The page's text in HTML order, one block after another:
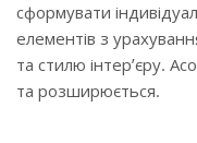
сформувати
елементів з
та стилю інтер’єру.
та розширюється.